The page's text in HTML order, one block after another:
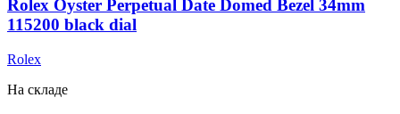
Rolex Oyster Perpetual Date Domed Bezel 34mm
115200 black dial
Rolex
На складе